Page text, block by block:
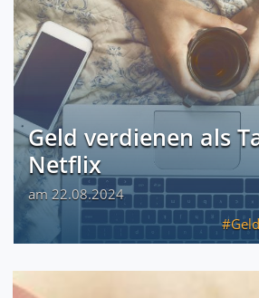
Geld verdienen als
Netflix
am 22.08.2024